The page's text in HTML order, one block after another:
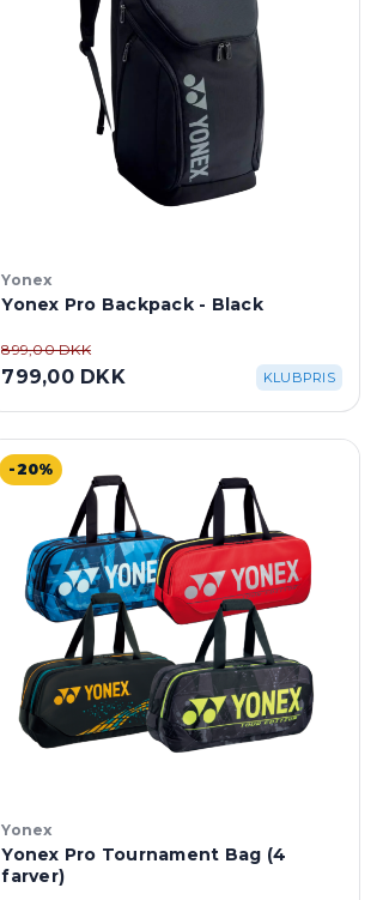
Yonex
Yonex Pro Backpack - Black
899,00 DKK
799,00 DKK KLUBPRIS
-20%
Yonex
Yonex Pro Tournament Bag (4
farver)